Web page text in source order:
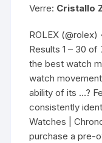
Verre: Cristallo
ROLEX
Results 1 – 30 of
the best watch
watch
ability of its …?
consistently
Watches |
purchase a pre-